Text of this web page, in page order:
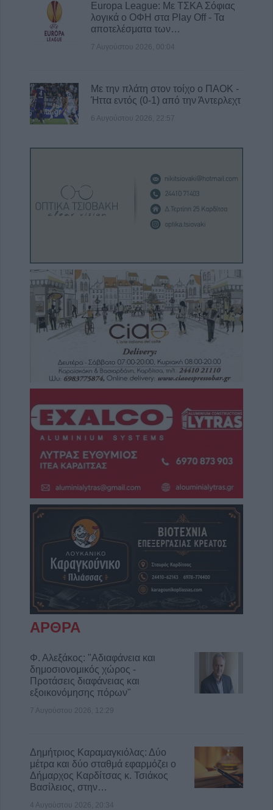
Europa League: Με ΤΣΚΑ Σόφιας
λογικά ο ΟΦΗ στα Play Off - Τα
αποτελέσματα των…
7 Αυγούστου 2026, 00:04
Με την πλάτη στον τοίχο ο ΠΑΟΚ -
Ήττα εντός (0-1) από την Άντερλεχτ
6 Αυγούστου 2026, 22:57
ΑΡΘΡΑ
Φ. Αλεξάκος: "Αδιαφάνεια και
δημοσιονομικός χώρος -
Προτάσεις διαφάνειας και
εξοικονόμησης πόρων"
7 Αυγούστου 2026, 12:29
Δημήτριος Καραμαγκιόλας: Δύο
μέτρα και δύο σταθμά εφαρμόζει ο
Δήμαρχος Καρδίτσας κ. Τσιάκος
Βασίλειος, στην…
4 Αυγούστου 2026, 20:34